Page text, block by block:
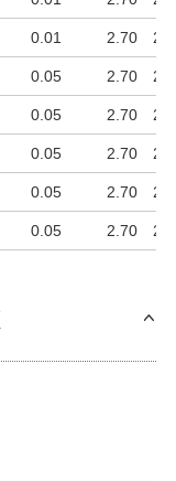
0.01 2.70
0.05 2.70
0.05 2.70
0.05 2.70
0.05 2.70
0.05 2.70